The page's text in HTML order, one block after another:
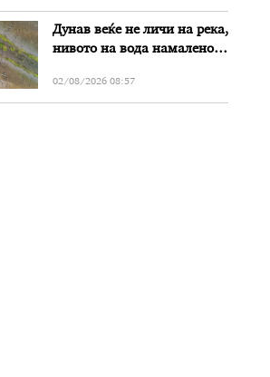
Дунав веќе не личи на река,
нивото на вода намалено
Бугарија
02/08/2026 08:57